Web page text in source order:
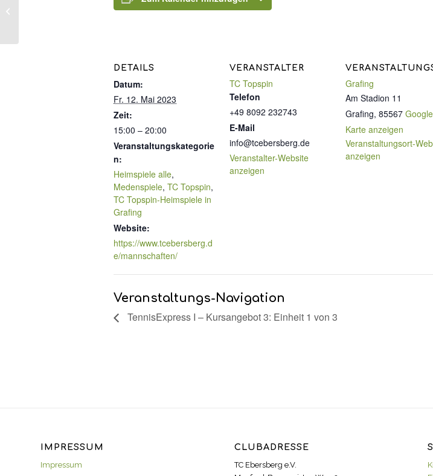
DETAILS
Datum:
Fr. 12. Mai 2023
Zeit:
15:00 – 20:00
Veranstaltungskategorie
n:
Heimspiele alle,
Medenspiele, TC Topspin,
TC Topspin-Heimspiele in
Grafing
Website:
https://www.tcebersberg.d
e/mannschaften/
VERANSTALTER
TC Topspin
Telefon
+49 8092 232743
E-Mail
info@tcebersberg.de
Veranstalter-Website
anzeigen
Grafing
Am Stadion 11
Grafing, 85567 Google
Karte anzeigen
Veranstaltungsort-
anzeigen
Veranstaltungs-Navigation
TennisExpress I – Kursangebot 3: Einheit 1 von 3
IMPRESSUM
Impressum
CLUBADRESSE
TC Ebersberg e.V.